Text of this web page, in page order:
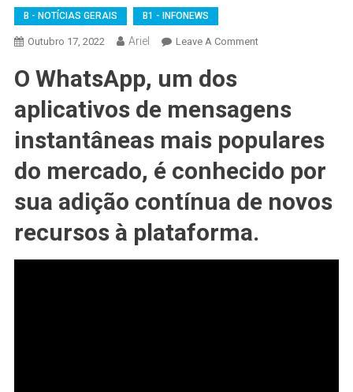
B - NOTÍCIAS GERAIS B1 - INFONEWS
Outubro 17, 2022 Ariel Leave A CommentOn
Novas
#WHATSAPP
O WhatsApp, um dos
aplicativos de mensagens
instantâneas mais populares
do mercado, é conhecido por
sua adição contínua de novos
recursos à plataforma.